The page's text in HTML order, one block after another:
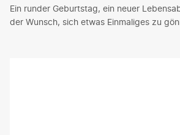
Ein runder Geburtstag, ein neuer
der Wunsch, sich etwas Einmaliges zu